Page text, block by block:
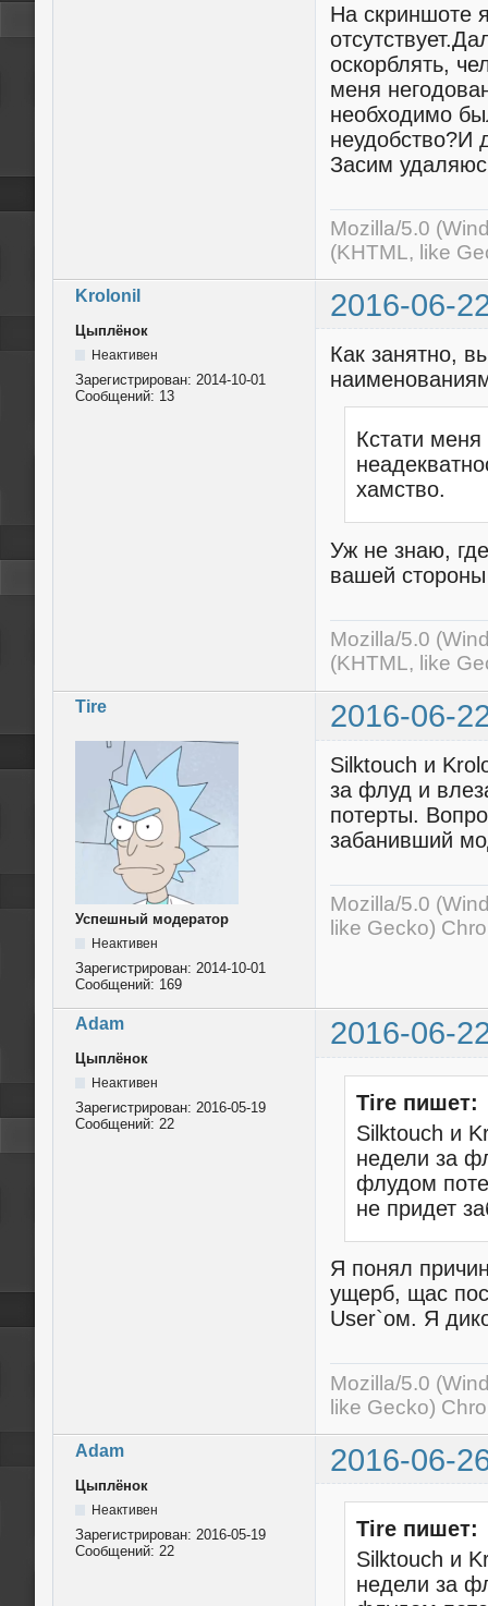
На скриншоте
оскорблять,
меня
необходимо
неудобство?И
Засим
Mozilla/5.0
(KHTML, like
Krolonil 2016-06-
Цыплёнок
Неактивен
Зарегистрирован: 2014-10-01
Сообщений: 13
Как занятно,
Кстати
хамство.
Уж не знаю,
вашей
Mozilla/5.0
(KHTML, like
Tire 2016-06-
Успешный модератор
Неактивен
Зарегистрирован: 2014-10-01
Сообщений: 169
Silktouch и
за флуд и
потерты.
забанивший
Mozilla/5.0
like Gecko)
Adam 2016-06-
Цыплёнок
Неактивен
Зарегистрирован: 2016-05-19
Сообщений: 22
Tire пишет:
Silktouch и
недели за
флудом
не придет
Я понял
ущерб, щас
User`ом. Я
Mozilla/5.0
like Gecko)
Adam 2016-06-
Цыплёнок
Неактивен
Зарегистрирован: 2016-05-19
Сообщений: 22
Tire пишет:
Silktouch и
недели за